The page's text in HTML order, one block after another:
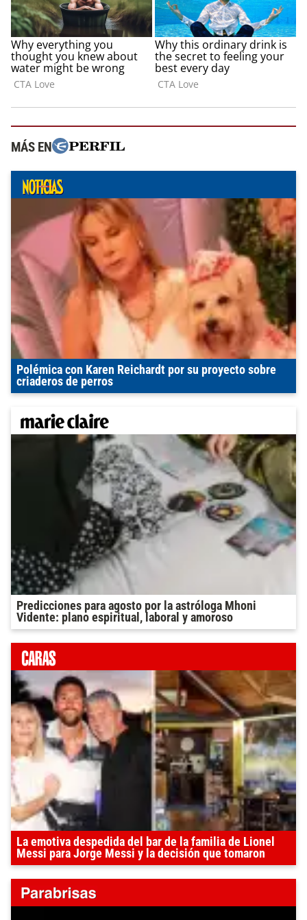
MÁS EN
Polémica con Karen Reichardt por su proyecto sobre
criaderos de perros
Predicciones para agosto por la astróloga Mhoni
Vidente: plano espiritual, laboral y amoroso
La emotiva despedida del bar de la familia de Lionel
Messi para Jorge Messi y la decisión que tomaron